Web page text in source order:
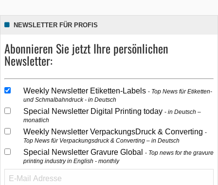
NEWSLETTER FÜR PROFIS
Abonnieren Sie jetzt Ihre persönlichen
Newsletter:
Weekly Newsletter Etiketten-Labels
Top News für Etiketten-
und Schmalbahndruck - in Deutsch
Special Newsletter Digital Printing today
in Deutsch –
monatlich
Weekly Newsletter VerpackungsDruck & Converting
Top News für Verpackungsdruck & Converting – in Deutsch
Special Newsletter Gravure Global
Top news for the gravure
printing industry in English - monthly